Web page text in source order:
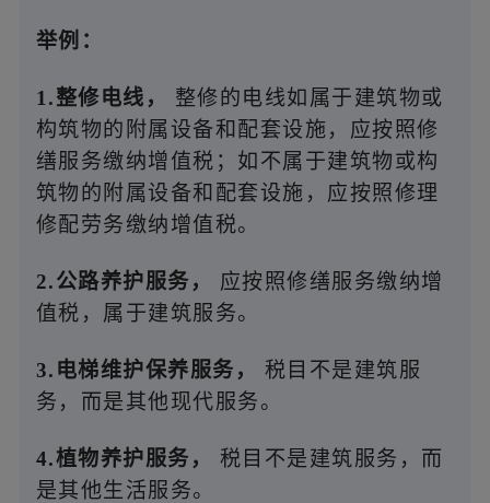
举例：
1.整修电线， 整修的电线如属于建筑物或
构筑物的附属设备和配套设施，应按照修
缮服务缴纳增值税；如不属于建筑物或构
筑物的附属设备和配套设施，应按照修理
修配劳务缴纳增值税。
2.公路养护服务， 应按照修缮服务缴纳增
值税，属于建筑服务。
3.电梯维护保养服务， 税目不是建筑服
务，而是其他现代服务。
4.植物养护服务， 税目不是建筑服务，而
是其他生活服务。